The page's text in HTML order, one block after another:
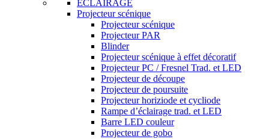
ÉCLAIRAGE
Projecteur scénique
Projecteur scénique
Projecteur PAR
Blinder
Projecteur scénique à effet décoratif
Projecteur PC / Fresnel Trad. et LED
Projecteur de découpe
Projecteur de poursuite
Projecteur horiziode et cycliode
Rampe d’éclairage trad. et LED
Barre LED couleur
Projecteur de gobo